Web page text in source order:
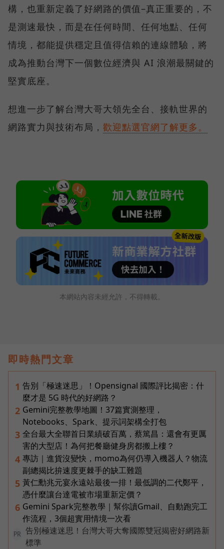
構，也重新定義了好網路的價值–真正重要的，不
是測速最快，而是在任何時間、任何地點、任何
情境，都能提供穩定且值得信賴的連線體驗，將
成為推動台灣下一個數位經濟與 AI 浪潮最關鍵的
堅實底座。
想進一步了解台灣大哥大領先全台、接軌世界的
網路實力與技術布局， 歡迎點選官網了解更多。
本網站內容未經允許，不得轉載。
即時熱門文章
1 告別「極速迷思」！Opensignal 國際評比揭密：什
麼才是 5G 時代的好網路？
2 Gemini完整教學地圖！37篇實測整理，
Notebooks、Spark、提示詞架構全打包
3 全台最大全聯首日業績破百萬，蔡篤昌：還會有更厲
害的大型店！為何把餐廳健身房都搬上樓？
4 專訪｜進貨沒變快，momo為何仍導入機器人？物流
副總揭比拚速度更棘手的缺工難題
5 黃仁勳兆元宴永遠站最後一排！最低調的二代鄭平，
憑什麼讓台達電被市場重新定價？
6 Gemini Spark完整教學｜幫你讀Gmail、自動跑完工
作流程，3個超實用情境一次看
PR
告別極速迷思！台灣大哥大奪國際雙冠揭密好網路新
標準